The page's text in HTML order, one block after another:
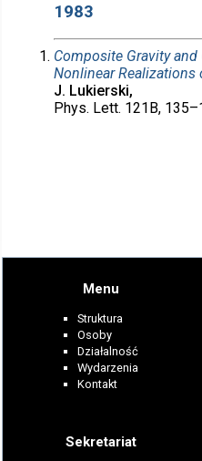
1983
Composite Gravity
Nonlinear Realizations
J. Lukierski,
Phys. Lett. 121B,
Menu
Struktura
Osoby
Działalność
Wydarzenia
Kontakt
Sekretariat